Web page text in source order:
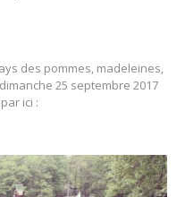
des pommes, madeleines,
25 septembre 2017
ici :